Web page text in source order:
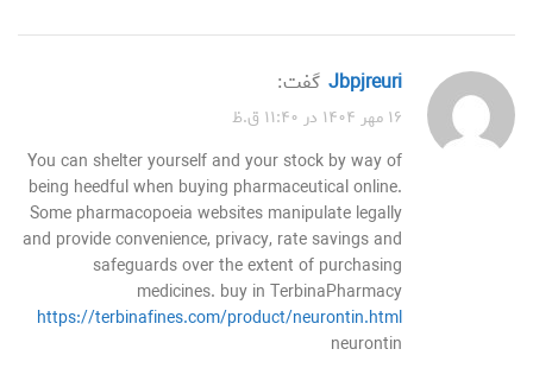
Jbpjreuri گفت:
۱۶ مهر ۱۴۰۴ در ۱۱:۴۰ ق.ظ
You can shelter yourself and your stock by way of
being heedful when buying pharmaceutical online.
Some pharmacopoeia websites manipulate legally
and provide convenience, privacy, rate savings and
safeguards over the extent of purchasing
medicines. buy in TerbinaPharmacy
https://terbinafines.com/product/neurontin.html
neurontin